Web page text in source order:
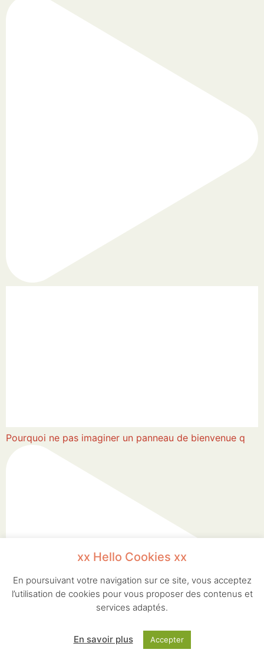
Pourquoi ne pas imaginer un panneau de bienvenue q
xx Hello Cookies xx
En poursuivant votre navigation sur ce site, vous acceptez
l’utilisation de cookies pour vous proposer des contenus et
services adaptés.
En savoir plus Accepter